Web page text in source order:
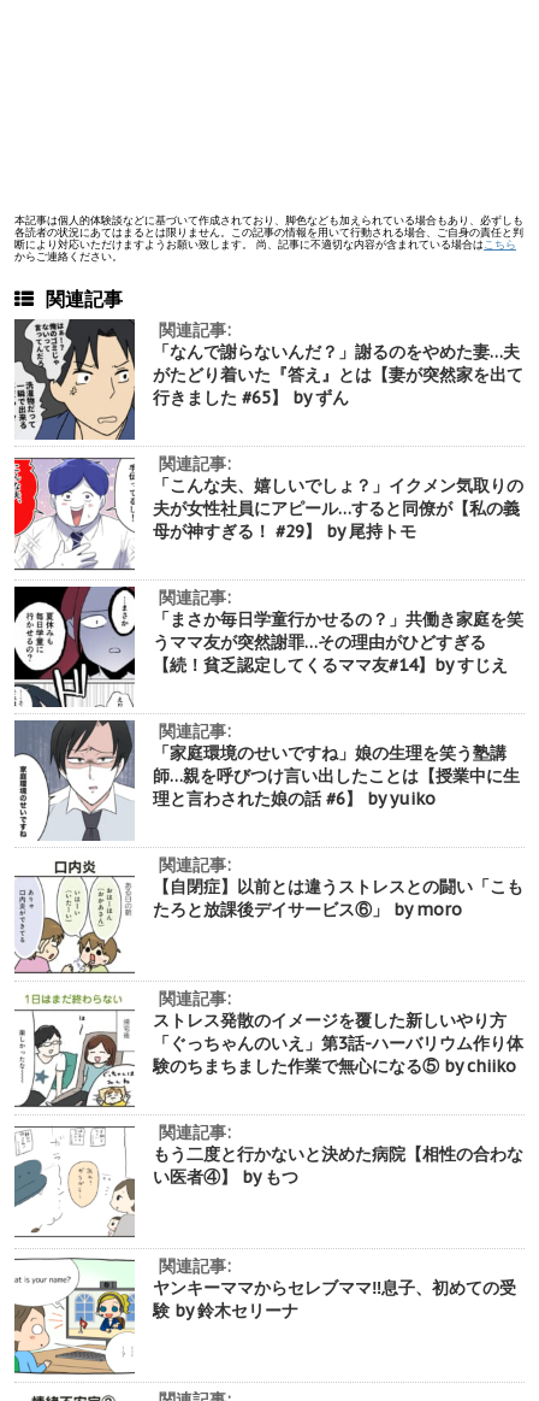
本記事は個人的体験談などに基づいて作成されており、脚色なども加えられている場合もあり、必ずしも
各読者の状況にあてはまるとは限りません。この記事の情報を用いて行動される場合、ご自身の責任と判
断により対応いただけますようお願い致します。 尚、記事に不適切な内容が含まれている場合は こちら
からご連絡ください。
関連記事
関連記事:
「なんで謝らないんだ？」謝るのをやめた妻…夫
がたどり着いた『答え』とは【妻が突然家を出て
行きました #65】 by ずん
関連記事:
「こんな夫、嬉しいでしょ？」イクメン気取りの
夫が女性社員にアピール…すると同僚が【私の義
母が神すぎる！ #29】 by 尾持トモ
関連記事:
「まさか毎日学童行かせるの？」共働き家庭を笑
うママ友が突然謝罪…その理由がひどすぎる
【続！貧乏認定してくるママ友#14】by すじえ
関連記事:
「家庭環境のせいですね」娘の生理を笑う塾講
師…親を呼びつけ言い出したことは【授業中に生
理と言わされた娘の話 #6】 by yuiko
関連記事:
【自閉症】以前とは違うストレスとの闘い「こも
たろと放課後デイサービス⑥」 by moro
関連記事:
ストレス発散のイメージを覆した新しいやり方
「ぐっちゃんのいえ」第3話-ハーバリウム作り体
験のちまちました作業で無心になる⑤ by chiiko
関連記事:
もう二度と行かないと決めた病院【相性の合わな
い医者④】 by もつ
関連記事:
ヤンキーママからセレブママ‼︎息子、初めての受
験 by 鈴木セリーナ